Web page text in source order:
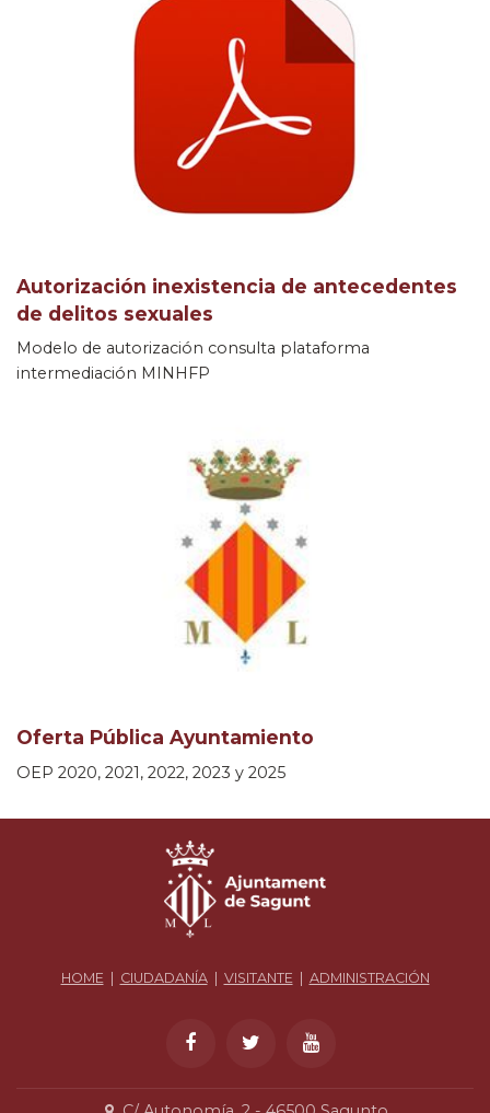
Autorización inexistencia de antecedentes
de delitos sexuales
Modelo de autorización consulta plataforma
intermediación MINHFP
Oferta Pública Ayuntamiento
OEP 2020, 2021, 2022, 2023 y 2025
HOME CIUDADANÍA| VISITANTE ADMINISTRACIÓN